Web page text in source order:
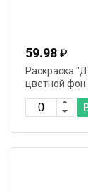
59.98 ₽
Раскраска
цветной